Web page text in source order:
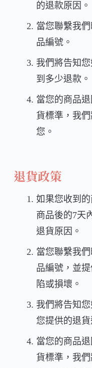
的退款原因。
當您聯繫我
品編號。
我們將告知
到多少退款。
當您的商品
貨標準，我
您。
退貨政策
如果您收到
商品後的7天
退貨原因。
當您聯繫我
品編號，並
陷或損壞。
我們將告知
您提供的退
當您的商品
貨標準，我